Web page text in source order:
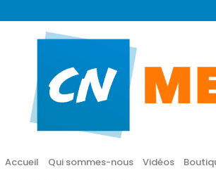
Accueil Qui sommes-nous Vidéos
CN MÉDIA
Une vie nouvelle en JESUS !
Accueil